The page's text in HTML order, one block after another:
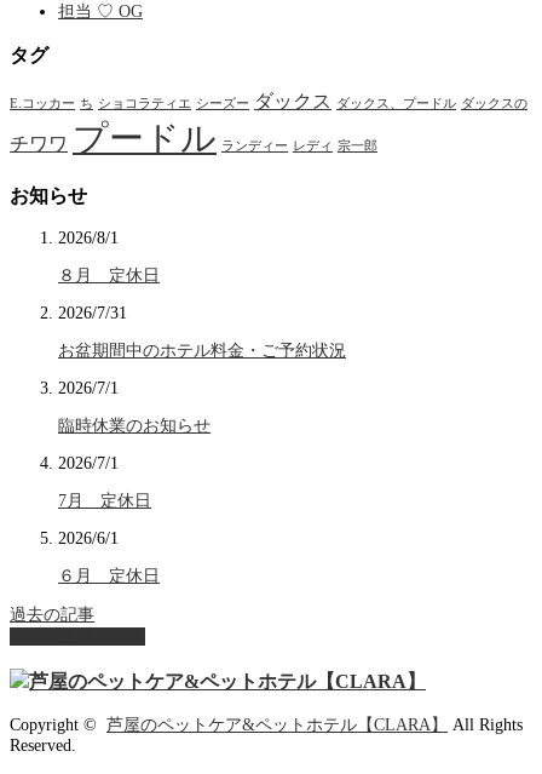
担当 ♡ OG
タグ
E.コッカー ち ショコラティエ シーズー ダックス ダックス、プードル ダックスの
チワワ プードル ランディー レディ 宗一郎
お知らせ
2026/8/1
８月 定休日
2026/7/31
お盆期間中のホテル料金・ご予約状況
2026/7/1
臨時休業のお知らせ
2026/7/1
7月 定休日
2026/6/1
６月 定休日
過去の記事
Copyright © 芦屋のペットケア&ペットホテル【CLARA】
All Rights
Reserved.